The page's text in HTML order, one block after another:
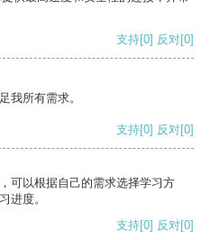
支持[0] 反对[0]
我所有需求。
支持[0] 反对[0]
可以根据自己的需求选择学习方
进度。
支持[0] 反对[0]